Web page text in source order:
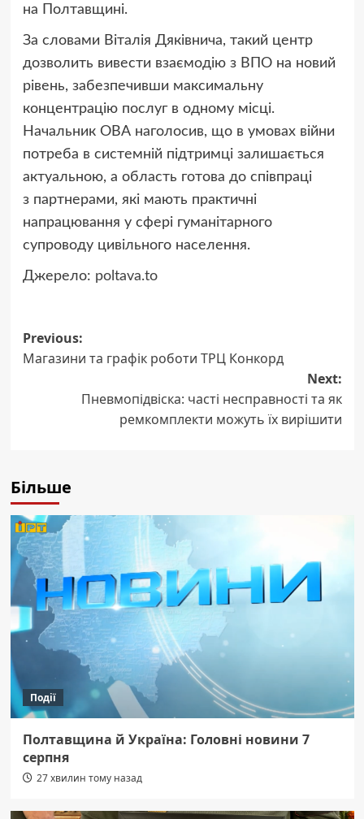
на Полтавщині.
За словами Віталія Дяківнича, такий центр
дозволить вивести взаємодію з ВПО на новий
рівень, забезпечивши максимальну
концентрацію послуг в одному місці.
Начальник ОВА наголосив, що в умовах війни
потреба в системній підтримці залишається
актуальною, а область готова до співпраці
з партнерами, які мають практичні
напрацювання у сфері гуманітарного
супроводу цивільного населення.
Джерело: poltava.to
Post
navigation
Previous:
Магазини та графік роботи ТРЦ Конкорд
Next:
Пневмопідвіска: часті несправності та як
ремкомплекти можуть їх вирішити
Більше
Події
Полтавщина й Україна: Головні новини 7
серпня
27 хвилин тому назад